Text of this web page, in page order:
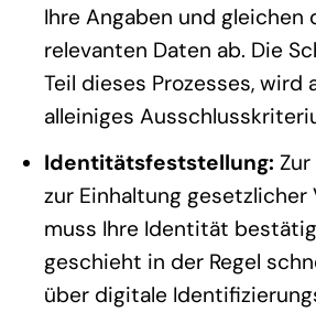
Ihre Angaben und gleichen
relevanten Daten ab. Die
Teil dieses Prozesses, wird
alleiniges
Identitätsfeststellung:
zur Einhaltung
muss Ihre Identität
geschieht in der Regel
über digitale